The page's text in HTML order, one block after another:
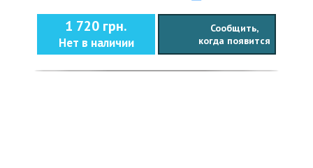
1 720 грн.
Нет в наличии
Сообщить,
когда появится